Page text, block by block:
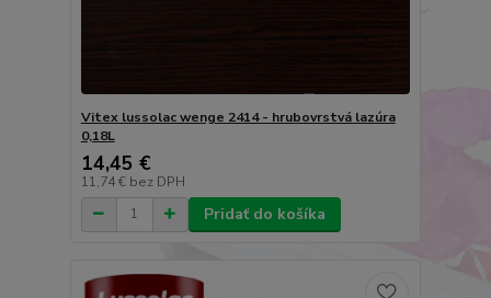
Vitex lussolac wenge 2414 - hrubovrstvá lazúra
0,18L
14,45 €
11,74 € bez DPH
Pridať do košíka